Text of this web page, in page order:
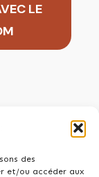
des
et/ou accéder aux
LE